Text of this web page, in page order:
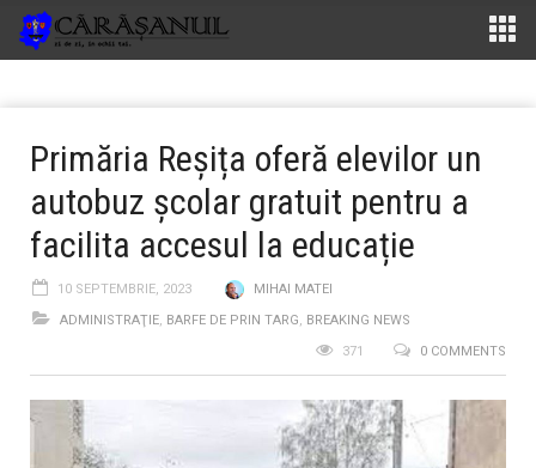
Primăria Reșița oferă elevilor un
autobuz școlar gratuit pentru a
facilita accesul la educație
10 SEPTEMBRIE, 2023
MIHAI MATEI
ADMINISTRAŢIE, BARFE DE PRIN TARG, BREAKING NEWS
0 COMMENTS
371